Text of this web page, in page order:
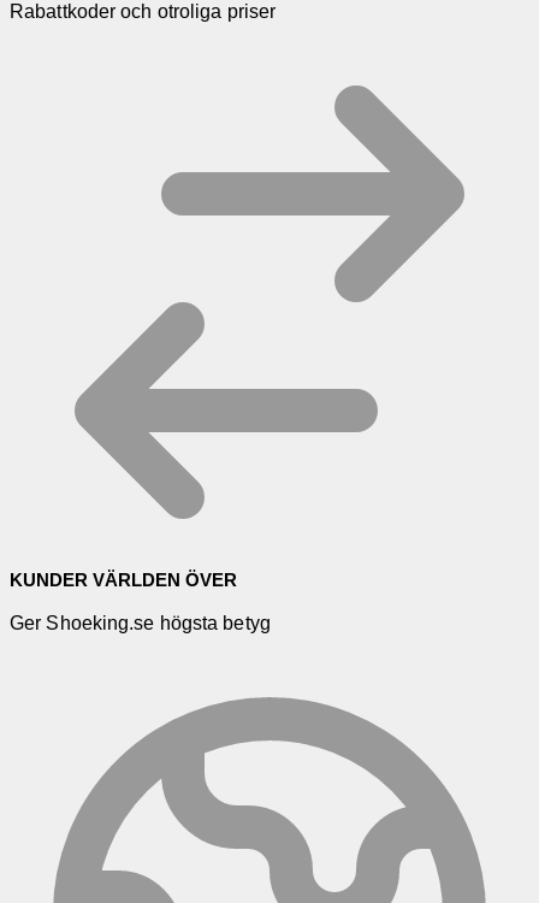
Rabattkoder och otroliga priser
KUNDER VÄRLDEN ÖVER
Ger Shoeking.se högsta betyg